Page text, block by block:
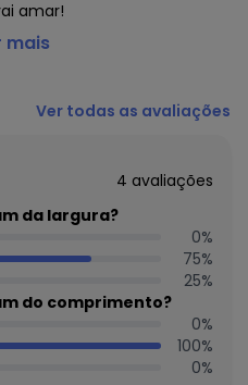
amar!
MeninaBranco
0090-1
NÃO ALVEJAR, NÃO
4%
é o menor oferecido em
tamanho disponível.
mais
Ver todas as avaliações
4 avaliações
da largura?
0%
75%
25%
do comprimento?
0%
100%
0%